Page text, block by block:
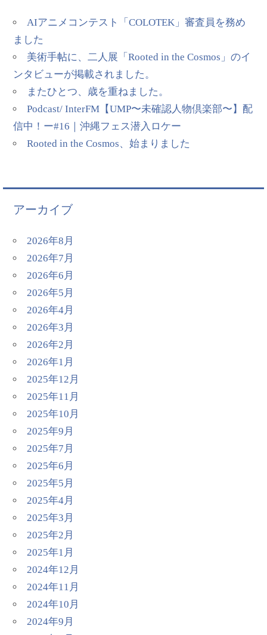
AIアニメコンテスト「COLOTEK」審査員を務め
ました
美術手帖に、二人展「Rooted in the Cosmos」のイ
ンタビューが掲載されました。
またひとつ、歳を重ねました。
Podcast/ InterFM【UMP〜未確認人物倶楽部〜】配
信中！ー#16｜沖縄フェス潜入ロケー
Rooted in the Cosmos、始まりました
アーカイブ
2026年8月
2026年7月
2026年6月
2026年5月
2026年4月
2026年3月
2026年2月
2026年1月
2025年12月
2025年11月
2025年10月
2025年9月
2025年7月
2025年6月
2025年5月
2025年4月
2025年3月
2025年2月
2025年1月
2024年12月
2024年11月
2024年10月
2024年9月